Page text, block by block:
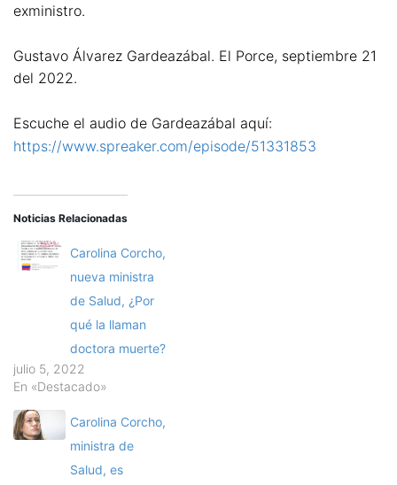
exministro.
Gustavo Álvarez Gardeazábal. El Porce, septiembre 21
del 2022.
Escuche el audio de Gardeazábal aquí:
https://www.spreaker.com/episode/51331853
Noticias Relacionadas
Carolina Corcho,
nueva ministra
de Salud, ¿Por
qué la llaman
doctora muerte?
julio 5, 2022
En «Destacado»
Carolina Corcho,
ministra de
Salud, es